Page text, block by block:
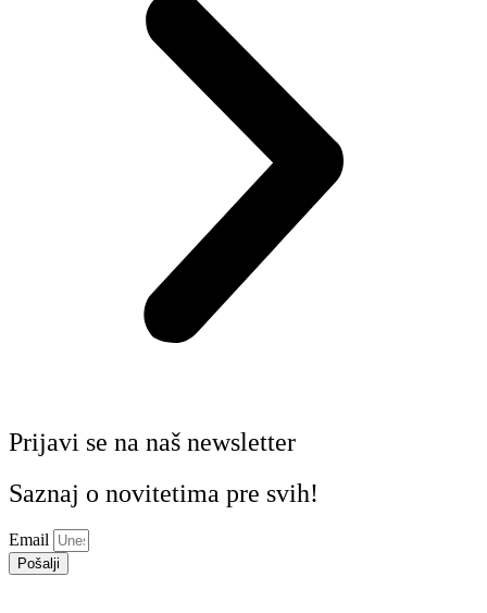
Prijavi se na naš newsletter
Saznaj o novitetima pre svih!
Email
Pošalji